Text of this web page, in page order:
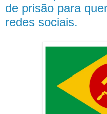
de prisão para
redes sociais.